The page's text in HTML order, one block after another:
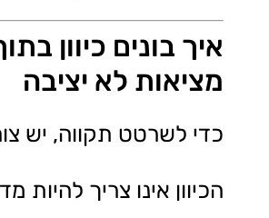
איך בונים כיוון
מציאות לא יציבה
כדי לשרטט תקווה, יש
הכיוון אינו צריך להיות